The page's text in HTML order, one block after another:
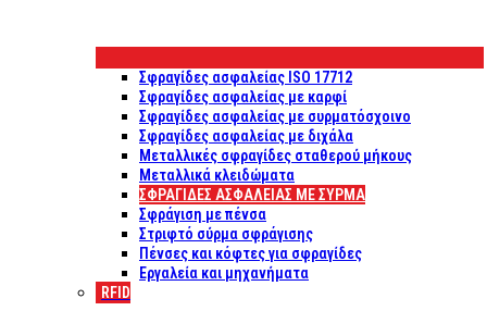
Σφραγίδες ασφαλείας ISO 17712
Σφραγίδες ασφαλείας με καρφί
Σφραγίδες ασφαλείας με συρματόσχοινο
Σφραγίδες ασφαλείας με διχάλα
Μεταλλικές σφραγίδες σταθερού μήκους
Μεταλλικά κλειδώματα
ΣΦΡΑΓΊΔΕΣ ΑΣΦΑΛΕΊΑΣ ΜΕ ΣΎΡΜΑ
Σφράγιση με πένσα
Στριφτό σύρμα σφράγισης
Πένσες και κόφτες για σφραγίδες
Εργαλεία και μηχανήματα
RFID